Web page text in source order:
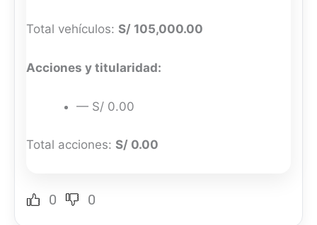
Total vehículos: S/ 105,000.00
Acciones y titularidad:
— S/ 0.00
Total acciones: S/ 0.00
0 0